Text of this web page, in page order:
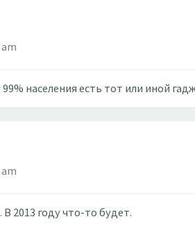
населения есть тот или иной
2013 году что-то будет.